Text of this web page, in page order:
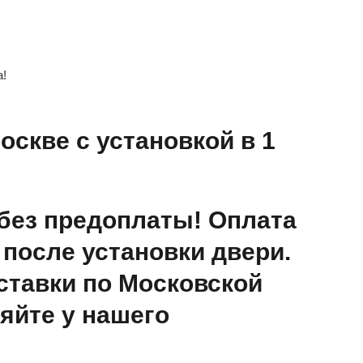
с установкой в 1
предоплаты! Оплата
установки двери.
по Московской
у нашего